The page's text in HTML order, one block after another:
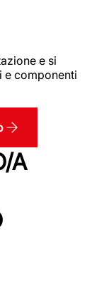
e si
e componenti
A